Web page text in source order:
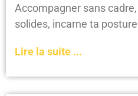
Accompagner sans
solides, incarne ta
Lire la suite ...